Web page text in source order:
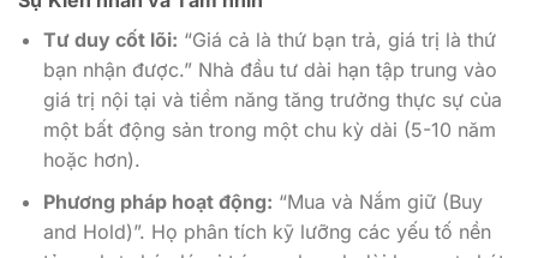
Tư duy cốt lõi: “Giá cả là thứ bạn trả, giá trị là thứ
bạn nhận được.” Nhà đầu tư dài hạn tập trung vào
giá trị nội tại và tiềm năng tăng trưởng thực sự của
một bất động sản trong một chu kỳ dài (5-10 năm
hoặc hơn).
Phương pháp hoạt động: “Mua và Nắm giữ (Buy
and Hold)”. Họ phân tích kỹ lưỡng các yếu tố nền